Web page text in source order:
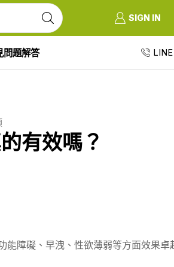
SIGN IN
問題解答
有效嗎？
障礙、早洩、性欲薄弱等方面效果